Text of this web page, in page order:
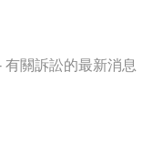
有關訴訟的最新消息